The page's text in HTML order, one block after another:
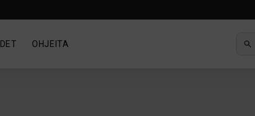
OHJEITA